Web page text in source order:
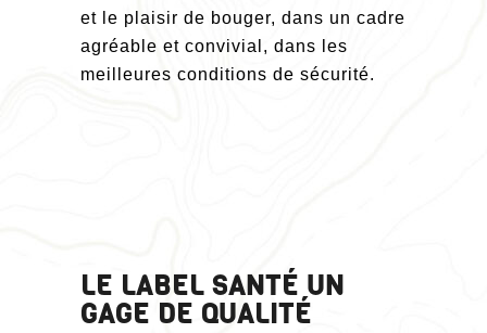
et le plaisir de bouger, dans un cadre
agréable et convivial, dans les
meilleures conditions de sécurité.
LE LABEL SANTÉ UN
GAGE DE QUALITÉ